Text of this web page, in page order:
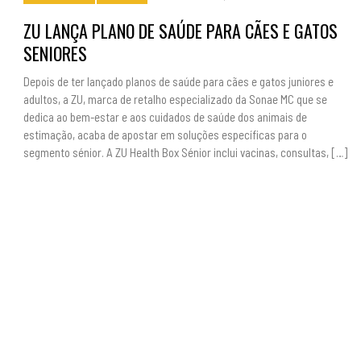
ZU LANÇA PLANO DE SAÚDE PARA CÃES E GATOS
SENIORES
Depois de ter lançado planos de saúde para cães e gatos juniores e
adultos, a ZU, marca de retalho especializado da Sonae MC que se
dedica ao bem-estar e aos cuidados de saúde dos animais de
estimação, acaba de apostar em soluções específicas para o
segmento sénior. A ZU Health Box Sénior inclui vacinas, consultas, […]